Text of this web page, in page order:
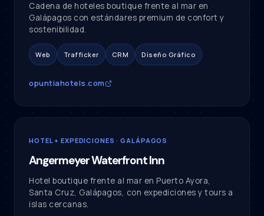
Cadena de hoteles boutique frente al mar en
Galápagos con estándares premium de confort y
sostenibilidad.
Web Trafficker CRM Diseño Gráfico
opuntiahotels.com
HOTEL + EXPEDICIONES · GALÁPAGOS
Angermeyer Waterfront Inn
Hotel boutique frente al mar en Puerto Ayora,
Santa Cruz, Galápagos, con expediciones y tours a
islas cercanas.